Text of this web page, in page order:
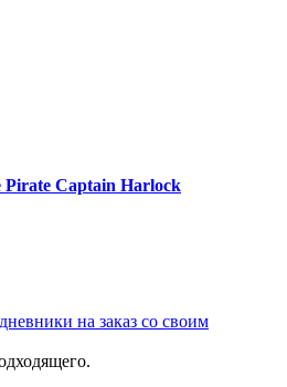
Pirate Captain Harlock
на заказ со своим